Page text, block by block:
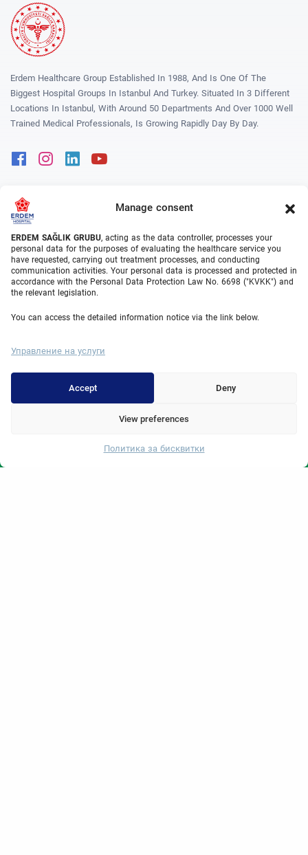
Manage consent
ERDEM SAĞLIK GRUBU, acting as the data controller, processes your
personal data for the purposes of evaluating the healthcare service you
have requested, carrying out treatment processes, and conducting
communication activities. Your personal data is processed and protected in
accordance with the Personal Data Protection Law No. 6698 ("KVKK") and
the relevant legislation.
You can access the detailed information notice via the link below.
Управление на услуги
Accept Deny
View preferences
Политика за бисквитки
Erdem Healthcare Group Established In 1988, And Is One Of The
Biggest Hospital Groups In Istanbul And Turkey. Situated In 3 Different
Locations In Istanbul, With Around 50 Departments And Over 1000 Well
Trained Medical Professionals, Is Growing Rapidly Day By Day.
FacebookInstagram
Linkedin
Popular Treatments
Бариатрична хирургия в Турция
Стомашен ръкав в Турция
HIFU в Турция
Meniscus Surgery in Turkey
операция за смяна на колянна става в Турция
Whatsapp